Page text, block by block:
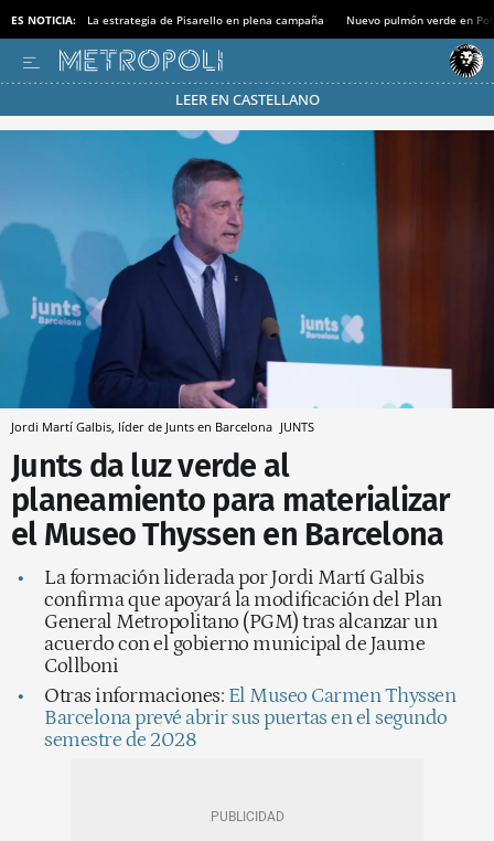
ES NOTICIA: La estrategia de Pisarello en plena campaña Nuevo pulmón verde en
LEER EN CASTELLANO
Pásate al MODO AHORRO
Jordi Martí Galbis, líder de Junts en Barcelona JUNTS
Junts da luz verde al
planeamiento para materializar
el Museo Thyssen en Barcelona
La formación liderada por Jordi Martí Galbis
confirma que apoyará la modificación del Plan
General Metropolitano (PGM) tras alcanzar un
acuerdo con el gobierno municipal de Jaume
Collboni
Otras informaciones: El Museo Carmen Thyssen
Barcelona prevé abrir sus puertas en el segundo
semestre de 2028